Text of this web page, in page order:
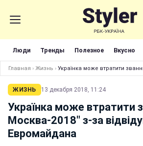
Люди Тренды Полезное Вкусно
Главная › Жизнь › Українка може втратити
ЖИЗНЬ 13 декабря 2018, 11:24
Українка може втратити
Москва-2018" з-за
Евромайдана